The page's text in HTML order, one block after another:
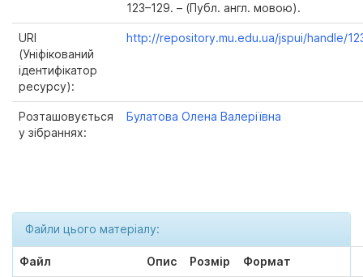
123–129. – (Публ. англ. мовою).
URI
(Уніфікований
ідентифікатор
ресурсу):
http://repository.mu.edu.ua/jspui/handle/
Розташовується
у зібраннях:
Булатова Олена Валеріївна
Файли цього матеріалу:
Файл Опис Розмір Формат